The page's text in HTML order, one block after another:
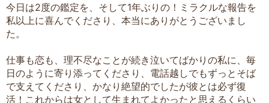
今日は2度の鑑定を、そして1年ぶりの！ミラクルな報告を
私以上に喜んでくださり、本当にありがとうございまし
た。
仕事も恋も、理不尽なことが続き泣いてばかりの私に、毎
日のように寄り添ってくださり、電話越しでもずっとそば
で支えてくださり、かなり絶望的でしたが彼とは必ず復
活！これからは女として生まれてよかったと思えるくらい